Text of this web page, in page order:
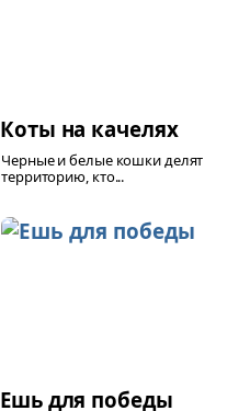
Коты на качелях
Черные и белые кошки делят
территорию, кто...
Ешь для победы